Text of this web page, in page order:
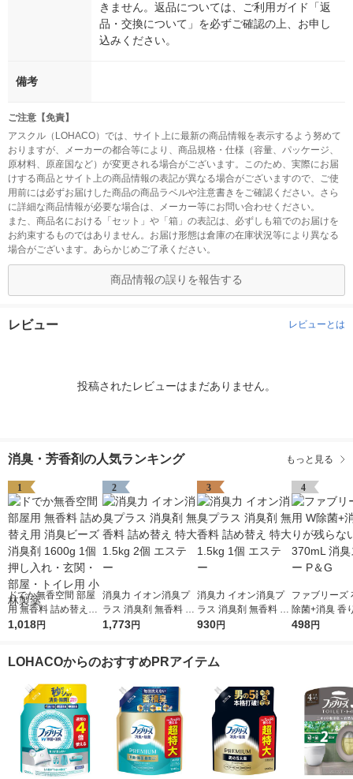
きません。返品については、ご利用ガイド「返
品・交換について」を必ずご確認の上、お申し
込みください。
備考
ご注意【免責】
アスクル（LOHACO）では、サイト上に最新の商品情報を表示するよう努めて
おりますが、メーカーの都合等により、商品規格・仕様（容量、パッケージ、
原材料、原産国など）が変更される場合がございます。このため、実際にお届
けする商品とサイト上の商品情報の表記が異なる場合がございますので、ご使
用前には必ずお届けした商品の商品ラベルや注意書きをご確認ください。さら
に詳細な商品情報が必要な場合は、メーカー等にお問い合わせください。
また、商品名における「セット」や「箱」の表記は、必ずしも箱でのお届けを
お約束するものではありません。お届け形態は倉庫の在庫状況等により異なる
場合がございます。あらかじめご了承ください。
商品情報の誤りを報告する
レビュー レビューとは
投稿されたレビューはまだありません。
消臭・芳香剤の人気ランキング もっと見る
1
ドでか無香空間 部屋
用 無香料 詰め替え用
消臭ビーズ 消臭剤 16
小林製薬
1,018円
2
消臭力 イオン消臭プ
ラス 消臭剤 無香料 詰
め替え 特大 1.5kg 2個
1,773円
3
消臭力 イオン消臭プ
ラス 消臭剤 無香料 詰
め替え 特大 1.5kg 1個
930円
4
ファブリーズ
除菌+消臭 香
ない 本体
498円
LOHACOからのおすすめPRアイテム